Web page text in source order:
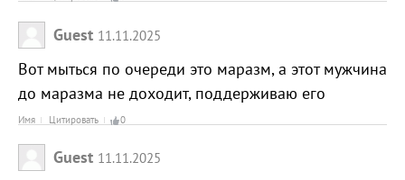
Guest 11.11.2025
Вот мыться по очереди это маразм, а этот мужчина
до маразма не доходит, поддерживаю его
Имя Цитировать 0
Guest 11.11.2025